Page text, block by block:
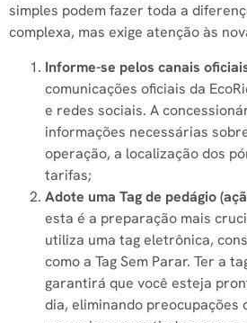
simples podem fazer toda a
complexa, mas exige atenção às
Informe-se pelos canais
comunicações oficiais da
e redes sociais. A
informações necessárias
operação, a localização dos
tarifas;
Adote uma Tag de pedágio
esta é a preparação mais
utiliza uma tag eletrônica,
como a Tag Sem Parar. Ter a
garantirá que você esteja
dia, eliminando preocupações